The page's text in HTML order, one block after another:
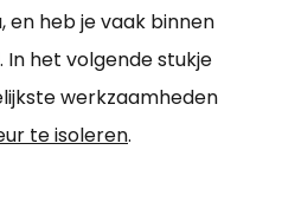
en heb je vaak binnen
het volgende stukje
werkzaamheden
te isoleren.